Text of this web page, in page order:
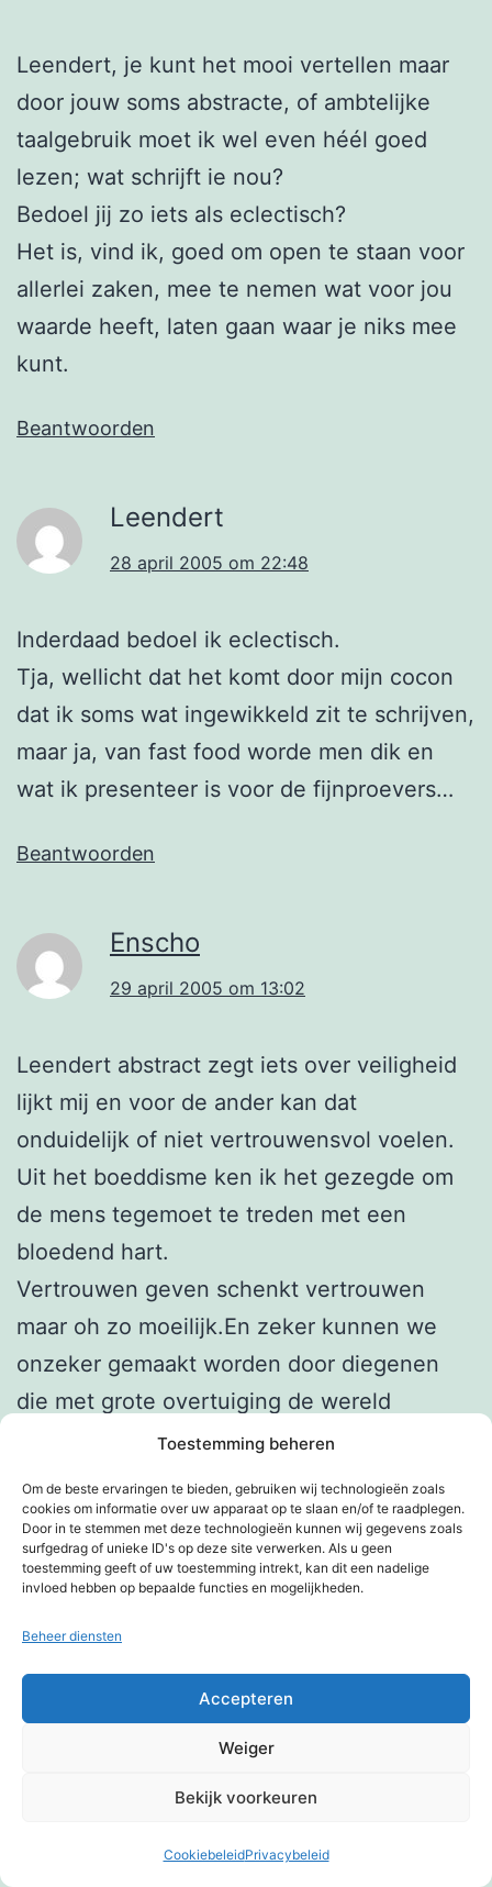
Toestemming beheren
Om de beste ervaringen te bieden, gebruiken wij technologieën zoals
cookies om informatie over uw apparaat op te slaan en/of te raadplegen.
Door in te stemmen met deze technologieën kunnen wij gegevens zoals
surfgedrag of unieke ID's op deze site verwerken. Als u geen
toestemming geeft of uw toestemming intrekt, kan dit een nadelige
invloed hebben op bepaalde functies en mogelijkheden.
Beheer diensten
Accepteren
Weiger
Bekijk voorkeuren
CookiebeleidPrivacybeleid
Leendert, je kunt het mooi vertellen maar
door jouw soms abstracte, of ambtelijke
taalgebruik moet ik wel even héél goed
lezen; wat schrijft ie nou?
Bedoel jij zo iets als eclectisch?
Het is, vind ik, goed om open te staan voor
allerlei zaken, mee te nemen wat voor jou
waarde heeft, laten gaan waar je niks mee
kunt.
Beantwoorden
Leendert
28 april 2005 om 22:48
Inderdaad bedoel ik eclectisch.
Tja, wellicht dat het komt door mijn cocon
dat ik soms wat ingewikkeld zit te schrijven,
maar ja, van fast food worde men dik en
wat ik presenteer is voor de fijnproevers…
Beantwoorden
Enscho
29 april 2005 om 13:02
Leendert abstract zegt iets over veiligheid
lijkt mij en voor de ander kan dat
onduidelijk of niet vertrouwensvol voelen.
Uit het boeddisme ken ik het gezegde om
de mens tegemoet te treden met een
bloedend hart.
Vertrouwen geven schenkt vertrouwen
maar oh zo moeilijk.En zeker kunnen we
onzeker gemaakt worden door diegenen
die met grote overtuiging de wereld
mysteries verkondigen,ik trap daar vaak
Ik lees je reaktie nog eens rustig door de
broodjes staan op tafel.
Gegroet jullie.
15 mei 2005 om 19:31
Heel duidelijk en informatief stukje over
Donkere modus: